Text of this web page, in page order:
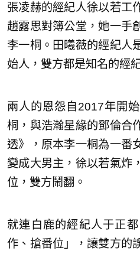
張凌赫的經紀人徐以若工
趙露思對簿公堂，她一手
李一桐。田曦薇的經紀人
始人，雙方都是知名的經
兩人的恩怨自2017年開
桐，與浩瀚星緣的鄧倫合
透》，原本李一桐為一番
變成大男主，徐以若氣炸
位，雙方鬧翻。
就連白鹿的經紀人于正
作、搶番位」，讓雙方的